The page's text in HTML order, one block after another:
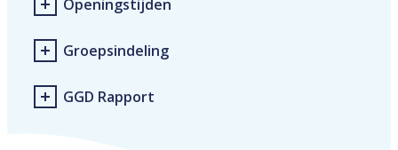
Openingstijden
Groepsindeling
GGD Rapport